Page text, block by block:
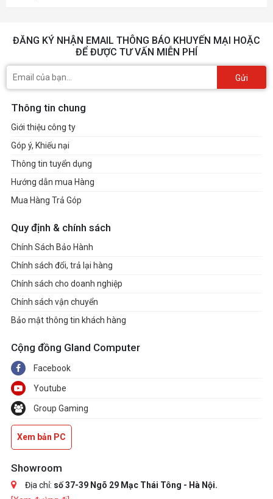
ĐĂNG KÝ NHẬN EMAIL THÔNG BÁO KHUYẾN MẠI HOẶC
ĐỂ ĐƯỢC TƯ VẤN MIỄN PHÍ
Gửi
Thông tin chung
Giới thiệu công ty
Góp ý, Khiếu nại
Thông tin tuyển dụng
Hướng dẫn mua Hàng
Mua Hàng Trả Góp
Quy định & chính sách
Chính Sách Bảo Hành
Chính sách đổi, trả lại hàng
Chính sách cho doanh nghiệp
Chính sách vận chuyển
Bảo mật thông tin khách hàng
Cộng đồng Gland Computer
Facebook
Youtube
Group Gaming
Xem bản PC
Showroom
Địa chỉ: số 37-39 Ngõ 29 Mạc Thái Tông - Hà Nội.